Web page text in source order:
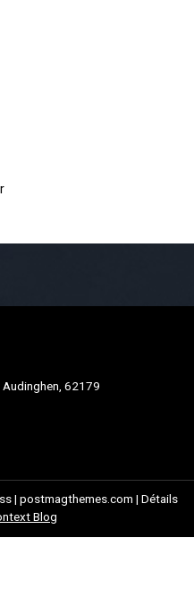
Audinghen, 62179
| postmagthemes.com | Détails
Blog